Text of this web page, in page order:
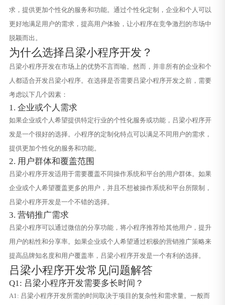
求，提供更加个性化的服务和功能。通过个性化定制，企业和个人可以
更好地满足用户的需求，提高用户体验，让小程序在竞争激烈的市场中
脱颖而出。
为什么选择吕梁小程序开发？
吕梁小程序开发在市场上的优势不言而喻。然而，并非所有的企业和个
人都适合开发吕梁小程序。在选择是否需要吕梁小程序开发之前，需要
考虑以下几个因素：
1. 企业或个人需求
如果企业或个人希望提供特定行业的个性化服务或功能，吕梁小程序开
发是一个很好的选择。小程序的定制化特点可以满足不同用户的需求，
提供更加个性化的服务和功能。
2. 用户群体和覆盖范围
吕梁小程序开发适用于需要覆盖不同操作系统和平台的用户群体。如果
企业或个人希望覆盖更多的用户，并且不想被操作系统和平台所限制，
吕梁小程序开发是一个不错的选择。
3. 营销推广需求
吕梁小程序可以通过微信的分享功能，将小程序推荐给其他用户，提升
用户的粘性和分享率。如果企业或个人希望通过积极的营销推广策略来
提高品牌知名度和用户覆盖率，吕梁小程序开发是一个有利的选择。
吕梁小程序开发常见问题解答
Q1: 吕梁小程序开发需要多长时间？
A1: 吕梁小程序开发所需的时间取决于项目的复杂性和需求量。一般而